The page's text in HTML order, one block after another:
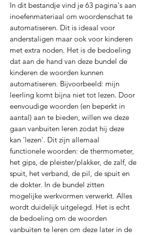
In dit bestandje vind je 63 pagina's aan
inoefenmateriaal om woordenschat te
automatiseren. Dit is ideaal voor
anderstaligen maar ook voor kinderen
met extra noden. Het is de bedoeling
dat aan de hand van deze bundel de
kinderen de woorden kunnen
automatiseren. Bijvoorbeeld: mijn
leerling komt bijna niet tot lezen. Door
eenvoudige woorden (en beperkt in
aantal) aan te bieden, willen we deze
gaan vanbuiten leren zodat hij deze
kan 'lezen'. Dit zijn allemaal
functionele woorden: de thermometer,
het gips, de pleister/plakker, de zalf, de
spuit, het verband, de pil, de spuit en
de dokter. In de bundel zitten
mogelijke werkvormen verwerkt. Alles
wordt duidelijk uitgelegd. Het is echt
de bedoeling om de woorden
vanbuiten te leren om deze later in de